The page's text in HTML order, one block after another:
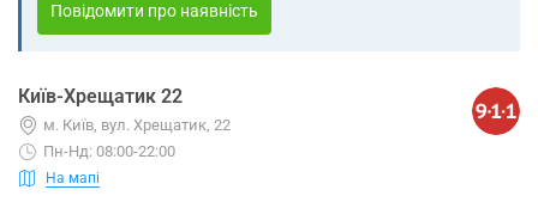
Повідомити про наявність
Київ-Хрещатик 22
м. Київ, вул. Хрещатик, 22
Пн-Нд: 08:00-22:00
На мапі